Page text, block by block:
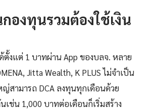
องทุนรวมต้องใช้เงิน
ตั้งแต่ 1 บาทผ่าน App ของบลจ. หลาย
Jitta Wealth, K PLUS ไม่จำเป็น
ญ่สามารถ DCA ลงทุนทุกเดือนด้วย
เช่น 1,000 บาทต่อเดือนก็เริ่มสร้าง